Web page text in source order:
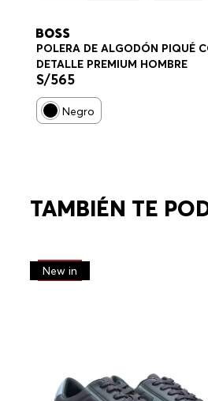
POLERA DE ALGODÓN PIQUÉ
DETALLE PREMIUM HOMBRE
S/565
Negro
TAMBIÉN TE
-30%
New in